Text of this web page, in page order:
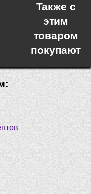
Также с
этим
товаром
покупают